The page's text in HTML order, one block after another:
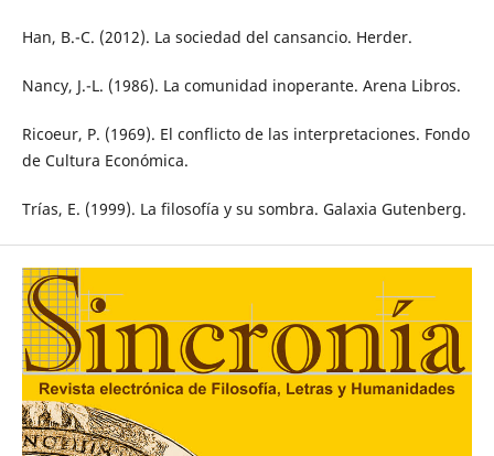
Han, B.-C. (2012). La sociedad del cansancio. Herder.
Nancy, J.-L. (1986). La comunidad inoperante. Arena Libros.
Ricoeur, P. (1969). El conflicto de las interpretaciones. Fondo
de Cultura Económica.
Trías, E. (1999). La filosofía y su sombra. Galaxia Gutenberg.